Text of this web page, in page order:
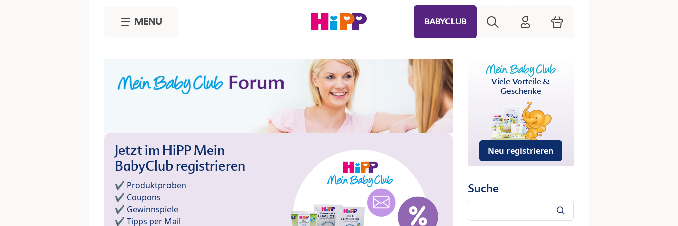
MENU BABYCLUB HiPP Mein Babyclub
Warenkorb
Jetzt im HiPP Mein
BabyClub registrieren
✔️ Produktproben
✔️ Coupons
✔️ Gewinnspiele
✔️ Tipps per Mail
Viele Vorteile &
Geschenke
Neu registrieren
Suche